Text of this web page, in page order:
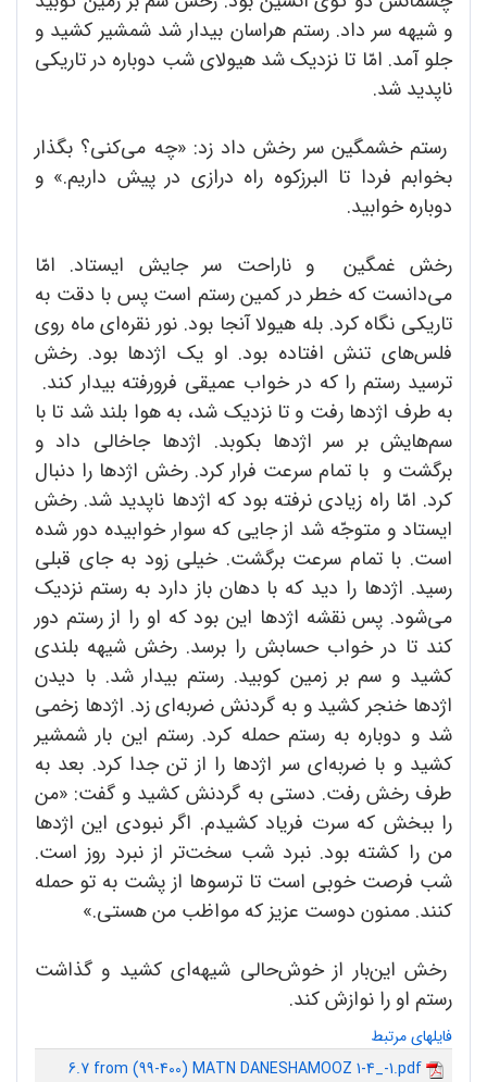
و شیهه سر داد. رستم هراسان بیدار شد شمشیر کشید و
جلو آمد. امّا تا نزدیک شد هیولای شب دوباره در تاریکی
ناپدید شد.
رستم خشمگین سر رخش داد زد: «چه می‌کنی؟ بگذار
بخوابم فردا تا البرزکوه راه درازی در پیش داریم.» و
دوباره خوابید.
رخش غمگین و ناراحت سر جایش ایستاد. امّا
می‌دانست که خطر در کمین رستم است پس با دقت به
تاریکی نگاه کرد. بله هیولا آنجا بود. نور نقره‌ای ماه روی
فلس‌های تنش افتاده بود. او یک اژدها بود. رخش
ترسید رستم را که در خواب عمیقی فرورفته بیدار کند.
به ‌طرف اژدها رفت و تا نزدیک شد، به هوا بلند شد تا با
سم‌هایش بر سر اژدها بکوبد. اژدها جاخالی داد و
برگشت و با تمام سرعت فرار کرد. رخش اژدها را دنبال
کرد. امّا راه زیادی نرفته بود که اژدها ناپدید شد. رخش
ایستاد و متوجّه شد از جایی که سوار خوابیده دور شده
است. با تمام سرعت برگشت. خیلی زود به جای قبلی
رسید. اژدها را دید که با دهان باز دارد به رستم نزدیک
می‌شود. پس نقشه اژدها این بود که او را از رستم دور
کند تا در خواب حسابش را برسد. رخش شیهه بلندی
کشید و سم بر زمین کوبید. رستم بیدار شد. با دیدن
اژدها خنجر کشید و به گردنش ضربه‌ای زد. اژدها زخمی
شد و دوباره به رستم حمله کرد. رستم این بار شمشیر
کشید و با ضربه‌ا‌ی سر اژدها را از تن جدا کرد. بعد به
‌طرف رخش رفت. دستی به گردنش کشید و گفت: «من
را ببخش که سرت فریاد کشیدم. اگر نبودی این اژدها
من را کشته بود. نبرد شب سخت‌تر از نبرد روز است.
شب فرصت خوبی است تا ترسوها از پشت به تو حمله
کنند. ممنون دوست عزیز که مواظب من هستی.»
رخش این‌بار از خوش‌حالی شیهه‌ای کشید و گذاشت
رستم او را نوازش کند.
فایلهای مرتبط
6.7 from (99-400) MATN DANESHAMOOZ 1-4_-1.pdf